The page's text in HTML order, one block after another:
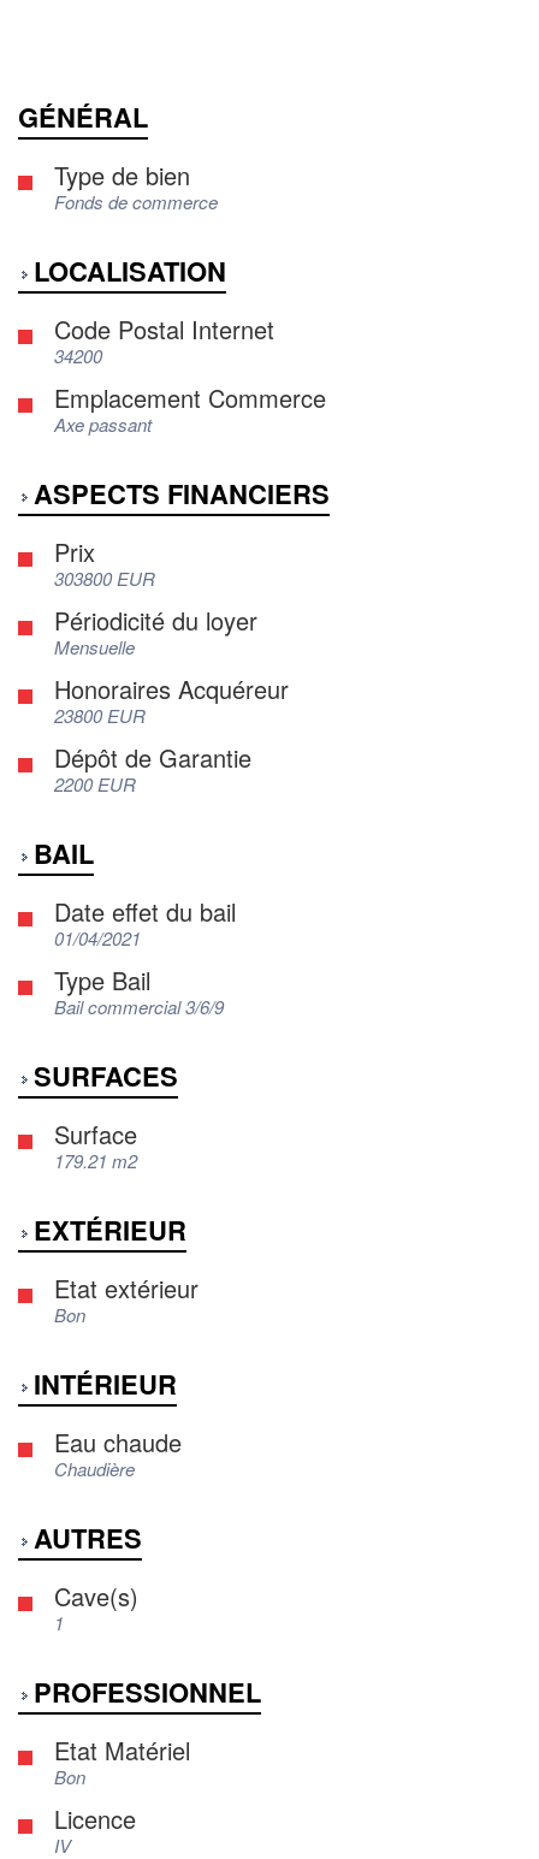
GÉNÉRAL
Type de bien
Fonds de commerce
LOCALISATION
Code Postal Internet
34200
Emplacement Commerce
Axe passant
ASPECTS FINANCIERS
Prix
303800 EUR
Périodicité du loyer
Mensuelle
Honoraires Acquéreur
23800 EUR
Dépôt de Garantie
2200 EUR
BAIL
Date effet du bail
01/04/2021
Type Bail
Bail commercial 3/6/9
SURFACES
Surface
179.21 m2
EXTÉRIEUR
Etat extérieur
Bon
INTÉRIEUR
Eau chaude
Chaudière
AUTRES
Cave(s)
1
PROFESSIONNEL
Etat Matériel
Bon
Licence
IV